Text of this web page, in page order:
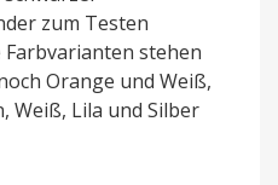
zum Testen
Farbvarianten stehen
Orange und Weiß,
Weiß, Lila und Silber